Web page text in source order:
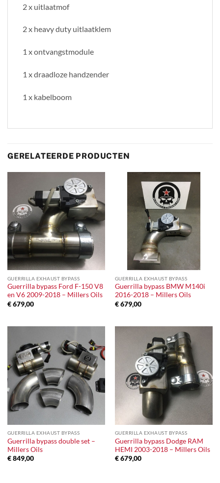
2 x uitlaatmof
2 x heavy duty uitlaatklem
1 x ontvangstmodule
1 x draadloze handzender
1 x kabelboom
GERELATEERDE PRODUCTEN
GUERRILLA EXHAUST BYPASS
Guerrilla bypass Ford F-150 V8
en V6 2009-2018 – Millers Oils
€679,00
GUERRILLA EXHAUST BYPASS
Guerrilla bypass BMW M140i
2016-2018 – Millers Oils
€679,00
GUERRILLA EXHAUST BYPASS
Guerrilla bypass double set –
Millers Oils
€849,00
GUERRILLA EXHAUST BYPASS
Guerrilla bypass Dodge RAM
HEMI 2003-2018 – Millers Oils
€679,00